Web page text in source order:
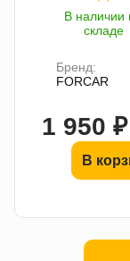
В наличии
складе
Бренд:
FORCAR
1 950 ₽
В